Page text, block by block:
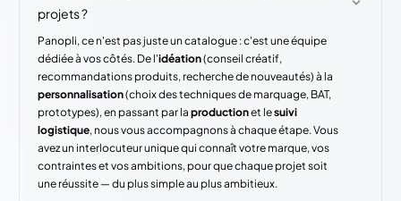
projets ?
Panopli, ce n'est pas juste un catalogue : c'est une équipe
dédiée à vos côtés. De l'idéation(conseil créatif,
recommandations produits, recherche de nouveautés) à la
personnalisation(choix des techniques de marquage, BAT,
prototypes), en passant par laproductionet lesuivi
logistique, nous vous accompagnons à chaque étape. Vous
avez un interlocuteur unique qui connaît votre marque, vos
contraintes et vos ambitions, pour que chaque projet soit
une réussite — du plus simple au plus ambitieux.